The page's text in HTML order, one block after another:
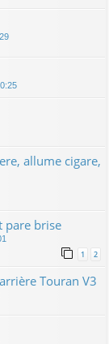
allume cigare,
pare brise
1 2
Touran V3